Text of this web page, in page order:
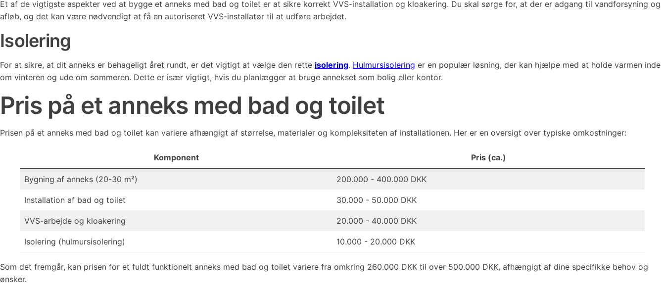
Et af de vigtigste aspekter ved at bygge et anneks med bad og toilet er at sikre korrekt VVS-installation og kloakering. Du skal sørge for, at der er adgang til vandforsyning og
afløb, og det kan være nødvendigt at få en autoriseret VVS-installatør til at udføre arbejdet.
Isolering
For at sikre, at dit anneks er behageligt året rundt, er det vigtigt at vælge den rette isolering. Hulmursisolering er en populær løsning, der kan hjælpe med at holde varmen inde
om vinteren og ude om sommeren. Dette er især vigtigt, hvis du planlægger at bruge annekset som bolig eller kontor.
Pris på et anneks med bad og toilet
Prisen på et anneks med bad og toilet kan variere afhængigt af størrelse, materialer og kompleksiteten af installationen. Her er en oversigt over typiske omkostninger:
Komponent Pris (ca.)
Bygning af anneks (20-30 m²) 200.000 - 400.000 DKK
Installation af bad og toilet 30.000 - 50.000 DKK
VVS-arbejde og kloakering 20.000 - 40.000 DKK
Isolering (hulmursisolering) 10.000 - 20.000 DKK
Som det fremgår, kan prisen for et fuldt funktionelt anneks med bad og toilet variere fra omkring 260.000 DKK til over 500.000 DKK, afhængigt af dine specifikke behov og
ønsker.